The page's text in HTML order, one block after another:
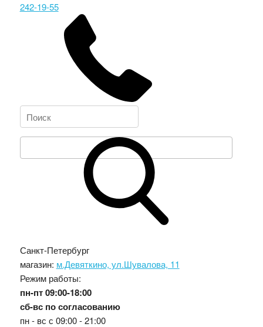
242-19-55
Санкт-Петербург
магазин: м.Девяткино, ул.Шувалова, 11
Режим работы:
пн-пт09:00-18:00
сб-вс по согласованию
пн - вс с 09:00 - 21:00